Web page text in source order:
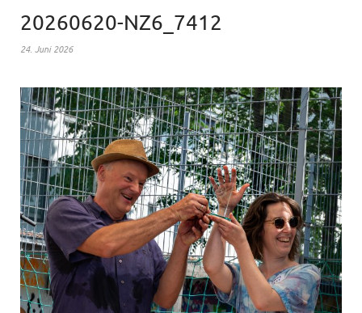
20260620-NZ6_7412
24. Juni 2026